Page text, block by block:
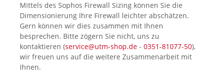
Mittels des Sophos Firewall Sizing können Sie die
Dimensionierung Ihre Firewall leichter abschätzen.
Gern können wir dies zusammen mit Ihnen
besprechen. Bitte zögern Sie nicht, uns zu
kontaktieren (service@utm-shop.de - 0351-81077-50),
wir freuen uns auf die weitere Zusammenarbeit mit
Ihnen.